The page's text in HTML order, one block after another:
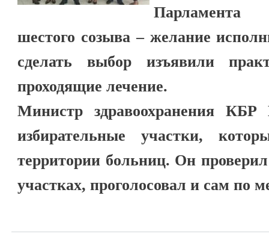
Парламента
шестого созыва – желание
сделать выбор изъявили
проходящие лечение.
Министр здравоохранения
избирательные участки,
территории больниц. Он
участках, проголосовал и сам по